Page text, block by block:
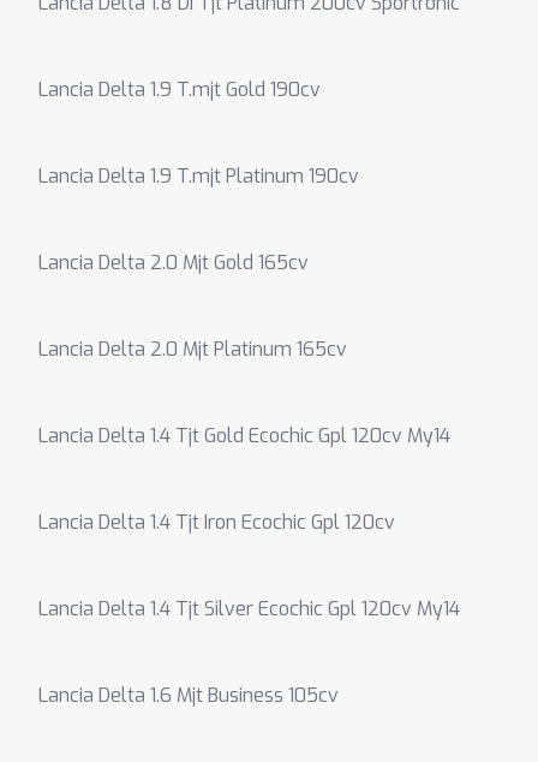
Lancia Delta 1.9 T.mjt Gold 190cv
Lancia Delta 1.9 T.mjt Platinum 190cv
Lancia Delta 2.0 Mjt Gold 165cv
Lancia Delta 2.0 Mjt Platinum 165cv
Lancia Delta 1.4 Tjt Gold Ecochic Gpl 120cv My14
Lancia Delta 1.4 Tjt Iron Ecochic Gpl 120cv
Lancia Delta 1.4 Tjt Silver Ecochic Gpl 120cv My14
Lancia Delta 1.6 Mjt Business 105cv